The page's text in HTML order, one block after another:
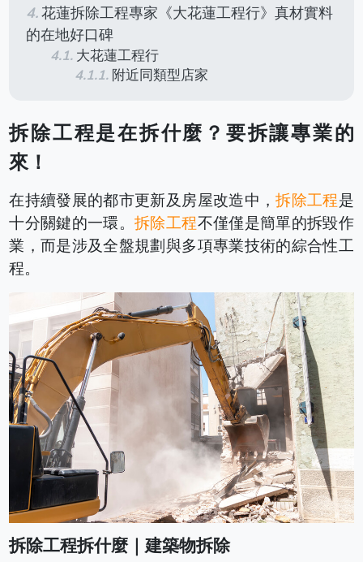
花蓮拆除工程專家《大花蓮工程行》真材實料
的在地好口碑
大花蓮工程行
附近同類型店家
拆除工程是在拆什麼？要拆讓專業的
來！
在持續發展的都市更新及房屋改造中，拆除工程是
十分關鍵的一環。拆除工程不僅僅是簡單的拆毀作
業，而是涉及全盤規劃與多項專業技術的綜合性工
程。
拆除工程拆什麼｜建築物拆除